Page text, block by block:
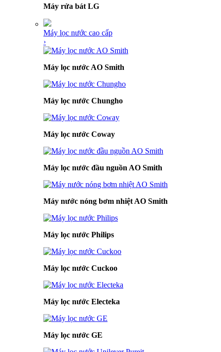
Máy rửa bát LG
Máy lọc nước cao cấp
›
Máy lọc nước AO Smith
Máy lọc nước Chungho
Máy lọc nước Coway
Máy lọc nước đầu nguồn AO Smith
Máy nước nóng bơm nhiệt AO Smith
Máy lọc nước Philips
Máy lọc nước Cuckoo
Máy lọc nước Electeka
Máy lọc nước GE